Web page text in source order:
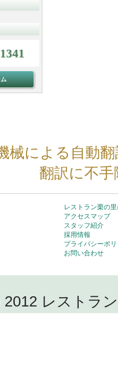
械による自動
翻訳に不
レストラン栗の
アクセスマップ
スタッフ紹介
採用情報
プライバシーポ
お問い合わせ
2012 レストラ